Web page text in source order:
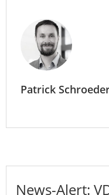
Patrick
News-Alert: